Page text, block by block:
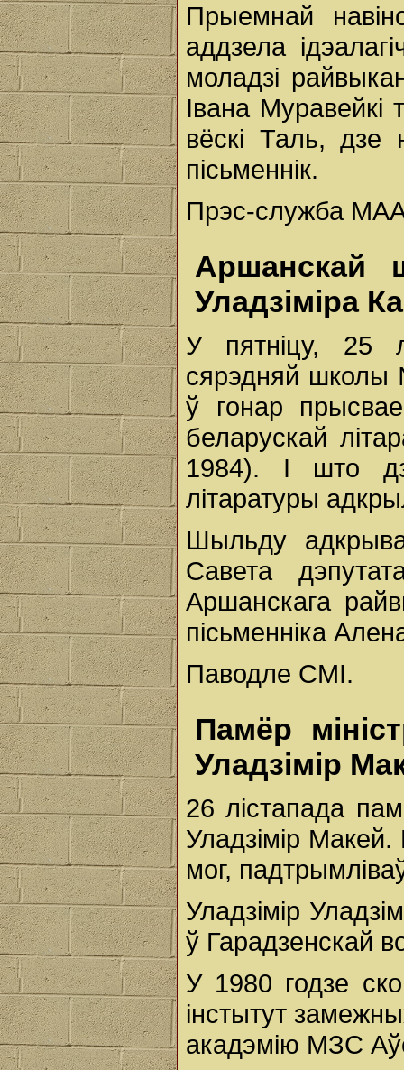
Прыемнай
аддзела
моладзі
Івана
вёскі Таль, дзе
пісьменнік.
Прэс-служба
Аршанскай
Уладзіміра
У пятніцу, 25
сярэдняй
ў гонар
беларускай
1984). І што
літаратуры
Шыльду
Савета
Аршанскага
пісьменніка
Паводле СМІ.
Памёр
Уладзімір
26 лістапада
Уладзімір
мог,
Уладзімір
ў Гарадзенскай
У 1980 годзе
інстытут
акадэмію МЗС